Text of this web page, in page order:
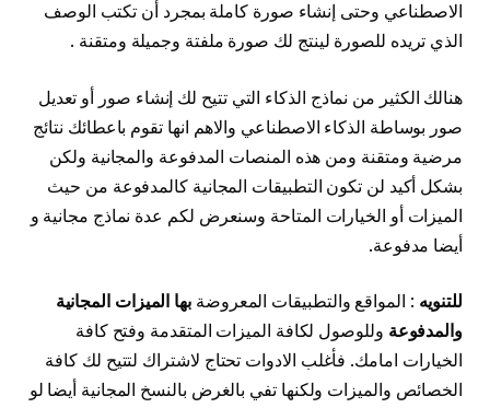
الاصطناعي وحتى إنشاء صورة كاملة بمجرد أن تكتب الوصف
الذي تريده للصورة لينتج لك صورة ملفتة وجميلة ومتقنة .
هنالك الكثير من نماذج الذكاء التي تتيح لك إنشاء صور أو تعديل
صور بوساطة الذكاء الاصطناعي والاهم انها تقوم باعطائك نتائج
مرضية ومتقنة ومن هذه المنصات المدفوعة والمجانية ولكن
بشكل أكيد لن تكون التطبيقات المجانية كالمدفوعة من حيث
الميزات أو الخيارات المتاحة وسنعرض لكم عدة نماذج مجانية و
أيضا مدفوعة.
للتنويه : المواقع والتطبيقات المعروضة بها الميزات المجانية
والمدفوعة وللوصول لكافة الميزات المتقدمة وفتح كافة
الخيارات امامك. فأغلب الادوات تحتاج لاشتراك لتتيح لك كافة
الخصائص والميزات ولكنها تفي بالغرض بالنسخ المجانية أيضا لو